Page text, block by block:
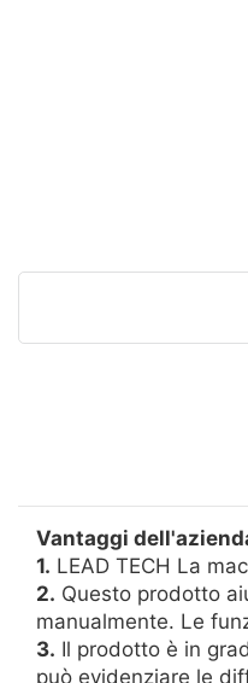
Vantaggi
1. LEAD TECH La
2. Questo prodotto
manualmente. Le
3. Il prodotto è in
può evidenziare le